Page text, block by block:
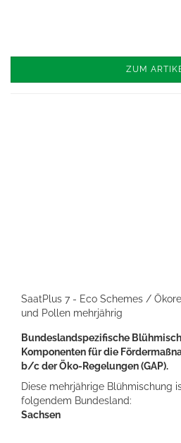
ZUM
SaatPlus 7 - Eco Schemes /
und Pollen mehrjährig
Bundeslandspezifische
Komponenten für die
b/c der Öko-Regelungen (GAP).
Diese mehrjährige Blühmischung
folgendem Bundesland:
Sachsen